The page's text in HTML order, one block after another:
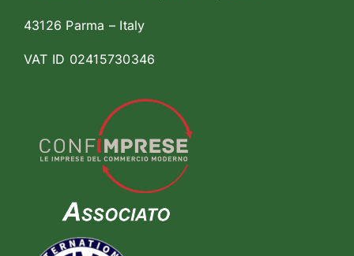
43126 Parma – Italy
VAT ID 02415730346